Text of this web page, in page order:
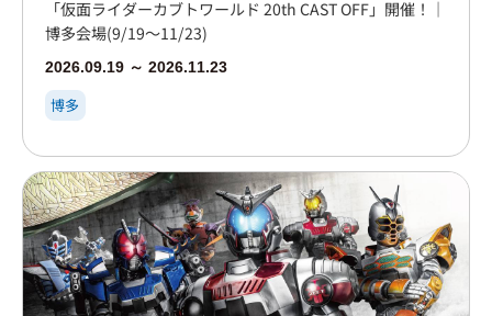
「仮面ライダーカブトワールド 20th CAST OFF」開催！｜
博多会場(9/19～11/23)
2026.09.19 ～ 2026.11.23
博多